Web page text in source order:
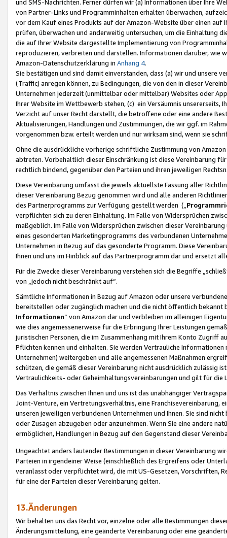
und SMS-Nachrichten. Ferner dürfen wir (a) Informationen über Ihre
von Partner-Links und Programminhalten erhalten überwachen,
vor dem Kauf eines Produkts auf der Amazon-Website über einen
prüfen, überwachen und anderweitig untersuchen, um die Einhaltung
die auf Ihrer Website dargestellte Implementierung von
reproduzieren, verbreiten und darstellen. Informationen darüber, wie
Amazon-Datenschutzerklärung in Anhang 4.
Sie bestätigen und sind damit einverstanden, dass (a) wir und
(Traffic) anregen können, zu Bedingungen, die von den in dieser
Unternehmen jederzeit (unmittelbar oder mittelbar) Websites oder
Ihrer Website im Wettbewerb stehen, (c) ein Versäumnis unsererseits,
Verzicht auf unser Recht darstellt, die betroffene oder eine andere
Aktualisierungen, Handlungen und Zustimmungen, die wir ggf. im
vorgenommen bzw. erteilt werden und nur wirksam sind, wenn sie
Ohne die ausdrückliche vorherige schriftliche Zustimmung von
abtreten. Vorbehaltlich dieser Einschränkung ist diese Vereinbarung
rechtlich bindend, gegenüber den Parteien und ihren jeweiligen
Diese Vereinbarung umfasst die jeweils aktuellste Fassung aller
dieser Vereinbarung Bezug genommen wird und alle anderen
des Partnerprogramms zur Verfügung gestellt werden („
verpflichten sich zu deren Einhaltung. Im Falle von Widersprüchen
maßgeblich. Im Falle von Widersprüchen zwischen dieser
eines gesonderten Marketingprogramms des verbundenen
Unternehmen in Bezug auf das gesonderte Programm. Diese
Ihnen und uns im Hinblick auf das Partnerprogramm dar und ersetzt
Für die Zwecke dieser Vereinbarung verstehen sich die Begriffe
von „jedoch nicht beschränkt auf“.
Sämtliche Informationen in Bezug auf Amazon oder unsere
bereitstellen oder zugänglich machen und die nicht öffentlich
Informationen“ von Amazon dar und verbleiben im alleinigen
wie dies angemessenerweise für die Erbringung Ihrer Leistungen
juristischen Personen, die im Zusammenhang mit Ihrem Konto
Pflichten kennen und einhalten. Sie werden Vertrauliche
Unternehmen) weitergeben und alle angemessenen Maßnahmen
schützen, die gemäß dieser Vereinbarung nicht ausdrücklich zulässig
Vertraulichkeits- oder Geheimhaltungsvereinbarungen und gilt für die
Das Verhältnis zwischen Ihnen und uns ist das unabhängiger
Joint-Venture, ein Vertretungsverhältnis, eine Franchisevereinbarung,
unseren jeweiligen verbundenen Unternehmen und Ihnen. Sie sind
oder Zusagen abzugeben oder anzunehmen. Wenn Sie eine andere
ermöglichen, Handlungen in Bezug auf den Gegenstand dieser
Ungeachtet anders lautender Bestimmungen in dieser Vereinbarung
Parteien in irgendeiner Weise (einschließlich des Ergreifens oder
veranlasst oder verpflichtet wird, die mit US-Gesetzen, Vorschriften,
für eine der Parteien dieser Vereinbarung gelten.
13.Änderungen
Wir behalten uns das Recht vor, einzelne oder alle Bestimmungen
Änderungsmitteilung, eine geänderte Vereinbarung oder eine